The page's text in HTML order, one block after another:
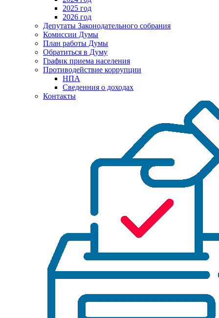
2025 год
2026 год
Депутаты Законодательного собрания
Комиссии Думы
План работы Думы
Обратиться в Думу
График приема населения
Противодействие коррупции
НПА
Сведенния о доходах
Контакты